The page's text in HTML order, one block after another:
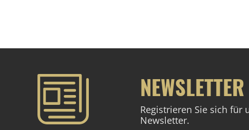
NEWSLETTER
Registrieren Sie sich für
Newsletter.